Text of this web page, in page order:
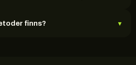
finns? ▾